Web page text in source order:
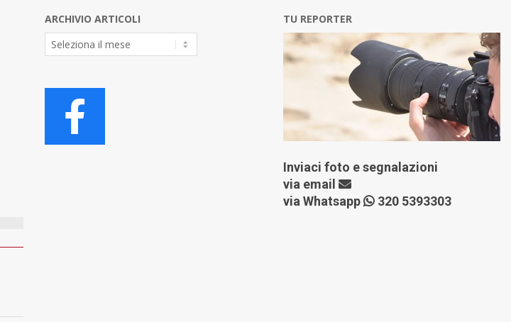
ARCHIVIO ARTICOLI
Archivio
Articoli
TU REPORTER
Inviaci foto e segnalazioni
via email
via Whatsapp
320 5393303